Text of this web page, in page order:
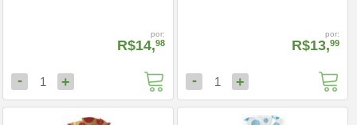
por:
R$14,98
- 1 +
por:
R$13,99
- 1 +